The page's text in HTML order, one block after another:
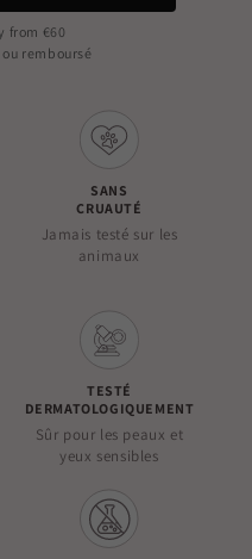
SANS
CRUAUTÉ
Jamais testé sur les
animaux
TESTÉ
DERMATOLOGIQUEMENT
Sûr pour les peaux et
yeux sensibles
from €60
remboursé